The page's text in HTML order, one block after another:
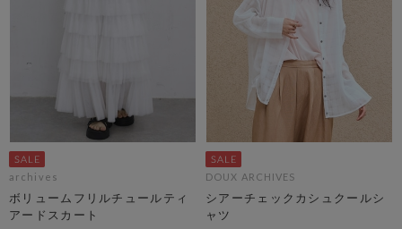
archives
ボリュームフリルチュールティ
アードスカート
DOUX ARCHIVES
シアーチェックカシュクールシ
ャツ